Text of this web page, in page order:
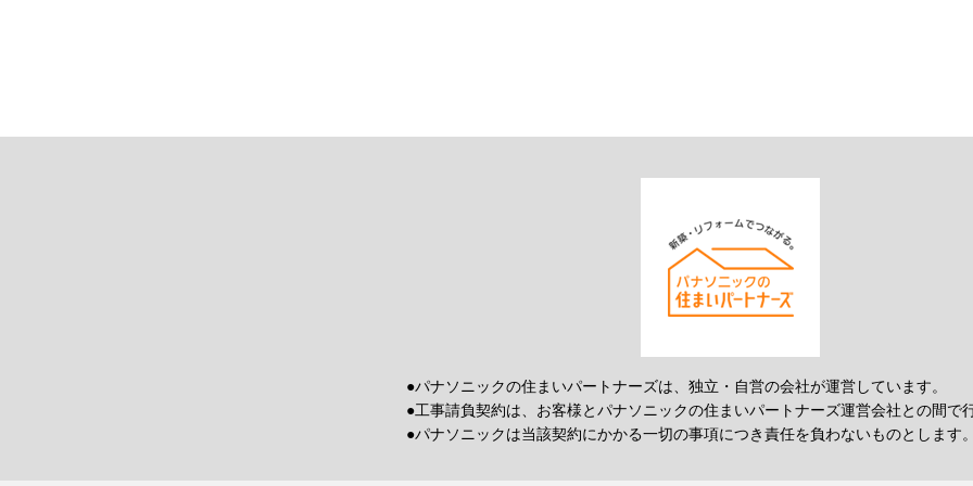
●パナソニックの住まいパートナーズは、独立・自営の会社が運営しています。
●工事請負契約は、お客様とパナソニックの住まいパートナーズ運営会社との間で
●パナソニックは当該契約にかかる一切の事項につき責任を負わないものとします。